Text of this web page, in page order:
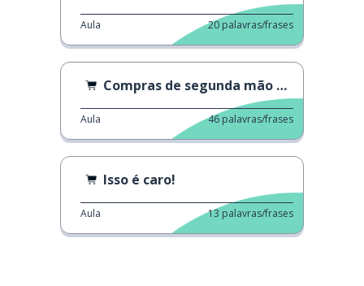
Aula 20 palavras/frases
Compras de segunda mão em Hamburgo
Aula 46 palavras/frases
Isso é caro!
Aula 13 palavras/frases